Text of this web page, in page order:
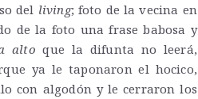
del living; foto de la vecina en
de la foto una frase babosa y
alto que la difunta no leerá,
ya le taponaron el hocico,
con algodón y le cerraron los